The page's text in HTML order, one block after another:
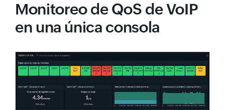
Monitoreo de QoS de VoIP
en una única consola